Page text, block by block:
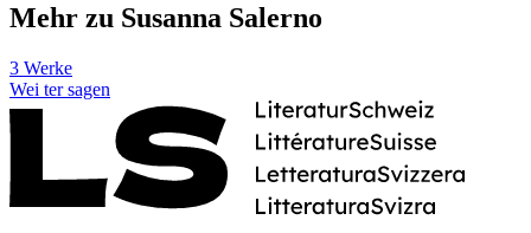
Mehr zu Susanna Salerno
3 Werke
Wei ter sagen